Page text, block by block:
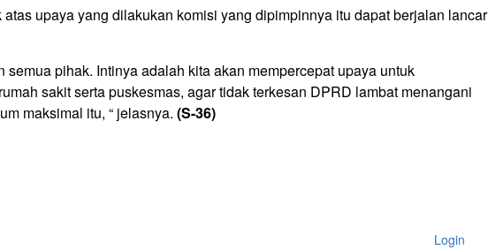
upaya yang dilakukan komisi yang dipimpinnya itu dapat berjalan lancar
semua pihak. Intinya adalah kita akan mempercepat upaya untuk
sakit serta puskesmas, agar tidak terkesan DPRD lambat me­nangani
maksimal itu, “ jelasnya. (S-36)
Login